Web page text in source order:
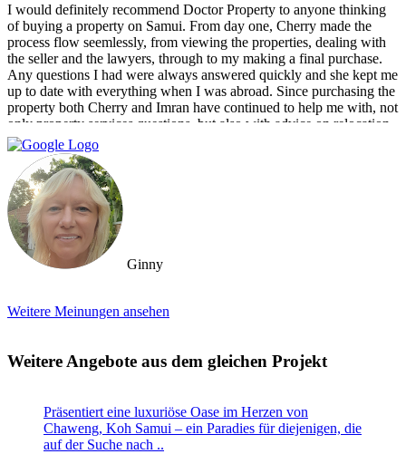
I would definitely recommend Doctor Property to anyone thinking
of buying a property on Samui. From day one, Cherry made the
process flow seemlessly, from viewing the properties, dealing with
the seller and the lawyers, through to my making a final purchase.
Any questions I had were always answered quickly and she kept me
up to date with everything when I was abroad. Since purchasing the
property both Cherry and Imran have continued to help me with, not
only property services questions, but also with advice on relocation
information. You always feel welcome and they'll always make time
for you.
Ginny
Weitere Meinungen ansehen
Weitere Angebote aus dem gleichen Projekt
Präsentiert eine luxuriöse Oase im Herzen von
Chaweng, Koh Samui – ein Paradies für diejenigen, die
auf der Suche nach ..